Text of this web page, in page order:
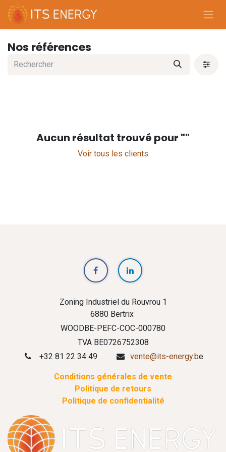
Se rendre au contenu
Nos références
Aucun résultat trouvé pour ""
Voir tous les clients
Zoning Industriel du Rouvrou 1
6880 Bertrix
WOODBE-PEFC-COC-000780
TVA BE0726752308
+32 81 22 34 49
vente@its-energy.be
Conditions générales de vente
Politique de retours
Politique de confidentialité